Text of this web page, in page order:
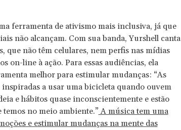
ferramenta de ativismo mais inclusiva, já que
não alcançam. Com sua banda, Yurshell canta
que não têm celulares, nem perfis nas mídias
on-line à ação. Para essas audiências, ela
melhor para estimular mudanças: “As
inspiradas a usar uma bicicleta quando ouvem
e hábitos quase inconscientemente e estão
no meio ambiente.”A música tem uma
e estimular mudanças na mente das